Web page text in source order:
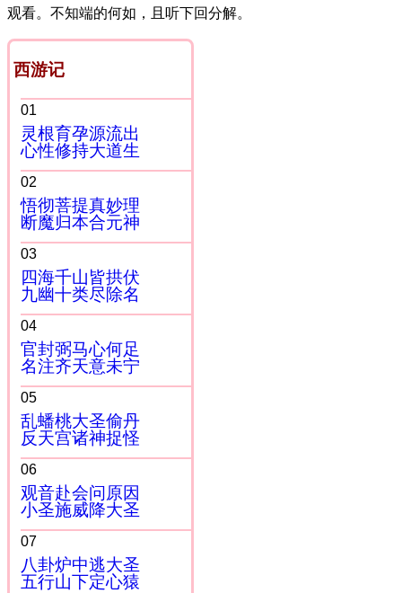
观看。不知端的何如，且听下回分解。
西游记
01
灵根育孕源流出
心性修持大道生
02
悟彻菩提真妙理
断魔归本合元神
03
四海千山皆拱伏
九幽十类尽除名
04
官封弼马心何足
名注齐天意未宁
05
乱蟠桃大圣偷丹
反天宫诸神捉怪
06
观音赴会问原因
小圣施威降大圣
07
八卦炉中逃大圣
五行山下定心猿